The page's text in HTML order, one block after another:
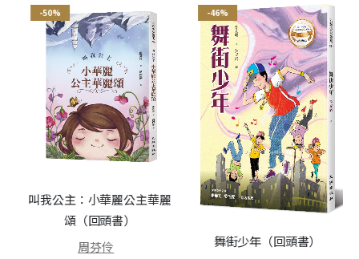
-50%
叫我公主：小華麗公主華麗
頌（回頭書）
周芬伶
-46%
舞街少年（回頭書）